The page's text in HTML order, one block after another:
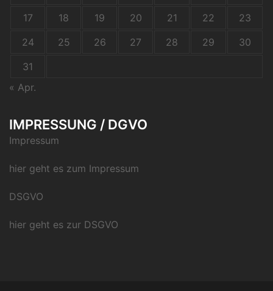
17
18 19 20 21 22
23
24
25 26 27 28 29
30
31
« Apr.
IMPRESSUNG / DGVO
Impressum
hier geht es zum Impressum
DSGVO
hier geht es zur DSGVO